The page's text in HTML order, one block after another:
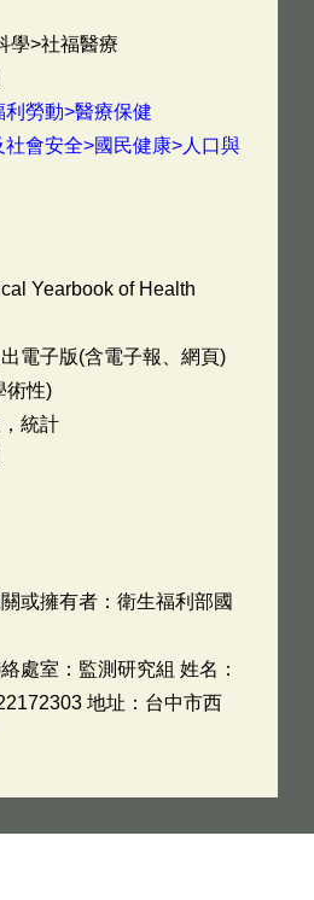
學>社福醫療
利勞動>醫療保健
社會安全>國民健康>人口與
Yearbook of Health
電子版(含電子報、網頁)
術性)
統計
或擁有者：衛生福利部國
處室：監測研究組 姓名：
地址：台中市西